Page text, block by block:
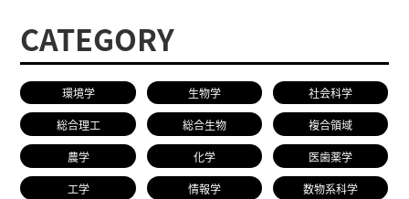
CATEGORY
環境学 生物学 社会科学
総合理工 総合生物 複合領域
農学 化学 医歯薬学
工学 情報学 数物系科学